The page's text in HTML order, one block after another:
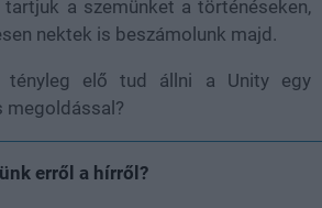
a szemünket a történéseken,
nektek is beszámolunk majd.
tényleg elő tud állni a Unity egy
megoldással?
erről a hírről?